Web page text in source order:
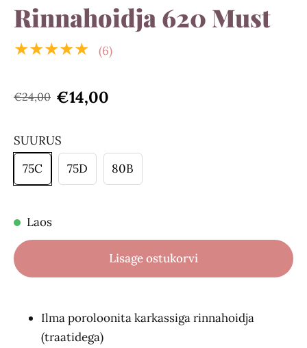
Rinnahoidja 620 Must
★★★★★ (6)
€24,00 €14,00
SUURUS
75C
75D 80B
Laos
Lisage ostukorvi
Ilma poroloonita karkassiga rinnahoidja
(traatidega)